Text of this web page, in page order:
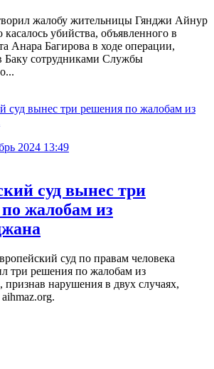
жалобу жительницы Гянджи Айнур
касалось убийства, объявленного в
Анара Багирова в ходе операции,
Баку сотрудниками Службы
2024 13:49
суд вынес три
жалобам из
суд по правам человека
три решения по жалобам из
признав нарушения в двух случаях,